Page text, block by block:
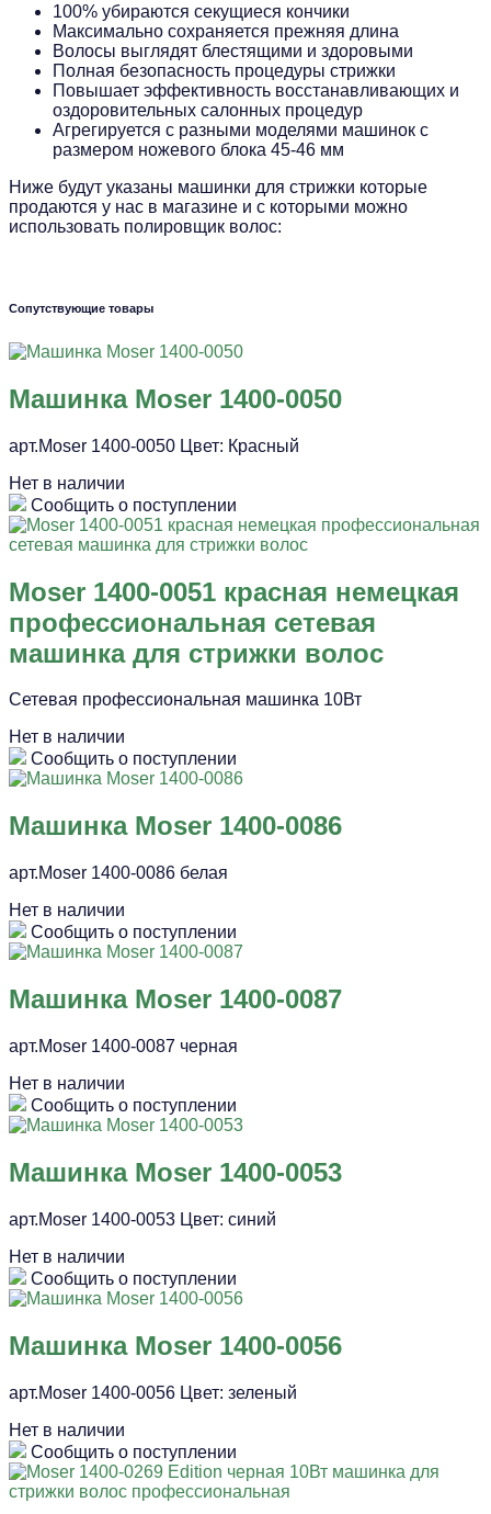
100% убираются секущиеся кончики
Максимально сохраняется прежняя длина
Волосы выглядят блестящими и здоровыми
Полная безопасность процедуры стрижки
Повышает эффективность восстанавливающих и
оздоровительных салонных процедур
Агрегируется с разными моделями машинок с
размером ножевого блока 45-46 мм
Ниже будут указаны машинки для стрижки которые
продаются у нас в магазине и с которыми можно
использовать полировщик волос:
Сопутствующие товары
Машинка Moser 1400-0050
арт.Moser 1400-0050 Цвет: Красный
Нет в наличии
Сообщить о поступлении
Moser 1400-0051 красная немецкая
профессиональная сетевая
машинка для стрижки волос
Сетевая профессиональная машинка 10Вт
Нет в наличии
Сообщить о поступлении
Машинка Moser 1400-0086
арт.Moser 1400-0086 белая
Нет в наличии
Сообщить о поступлении
Машинка Moser 1400-0087
арт.Moser 1400-0087 черная
Нет в наличии
Сообщить о поступлении
Машинка Moser 1400-0053
арт.Moser 1400-0053 Цвет: синий
Нет в наличии
Сообщить о поступлении
Машинка Moser 1400-0056
арт.Moser 1400-0056 Цвет: зеленый
Нет в наличии
Сообщить о поступлении